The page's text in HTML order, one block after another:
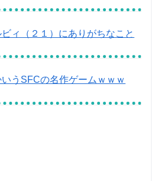
ィ（２１）にありがちなこと
いうSFCの名作ゲームｗｗｗ